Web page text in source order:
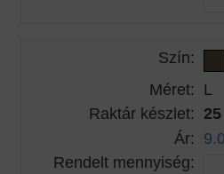
Szín:
Méret: L
Raktár készlet: 25
Ár:
Rendelt mennyiség: